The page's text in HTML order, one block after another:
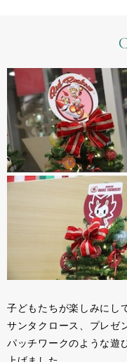
子どもたちが楽しみにし
サンタクロース、プレゼ
パッチワークのような遊